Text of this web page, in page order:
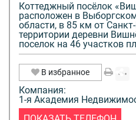
Коттеджный посёлок
расположен в
области, в 85 км от
территории деревни
поселок на 46 участков
В избранное
Компания:
1-я Академия